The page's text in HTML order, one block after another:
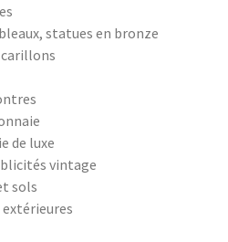
statues en bronze
de luxe
vintage
sols